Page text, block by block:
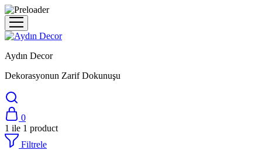
Aydın Decor
Dekorasyonun Zarif Dokunuşu
0
1 ile 1 product
Filtrele